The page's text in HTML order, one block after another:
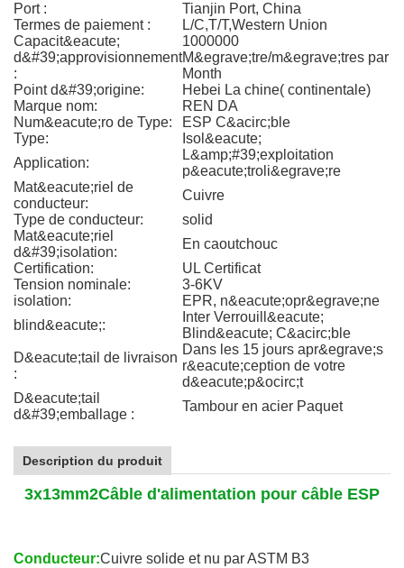
Port :
Tianjin Port, China
Termes de paiement :
L/C,T/T,Western Union
Capacit&eacute;
d&#39;approvisionnement
:
1000000
M&egrave;tre/m&egrave;tres par
Month
Point d&#39;origine:
Hebei La chine( continentale)
Marque nom:
REN DA
Num&eacute;ro de Type:
ESP C&acirc;ble
Type:
Isol&eacute;
Application:
L&amp;#39;exploitation
p&eacute;troli&egrave;re
Mat&eacute;riel de
conducteur:
Cuivre
Type de conducteur:
solid
Mat&eacute;riel
d&#39;isolation:
En caoutchouc
Certification:
UL Certificat
Tension nominale:
3-6KV
isolation:
EPR, n&eacute;opr&egrave;ne
blind&eacute;:
Inter Verrouill&eacute;
Blind&eacute; C&acirc;ble
D&eacute;tail de livraison
:
Dans les 15 jours apr&egrave;s
r&eacute;ception de votre
d&eacute;p&ocirc;t
D&eacute;tail
d&#39;emballage :
Tambour en acier Paquet
Description du produit
3x13mm2Câble d'alimentation pour câble ESP
Conducteur:Cuivre solide et nu par ASTM B3